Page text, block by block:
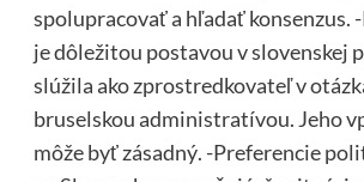
spolupracovať a hľadať konsenzus.
je dôležitou postavou v slovenskej
slúžila ako zprostredkovateľ v
bruselskou administratívou. Jeho
môže byť zásadný. -Preferencie